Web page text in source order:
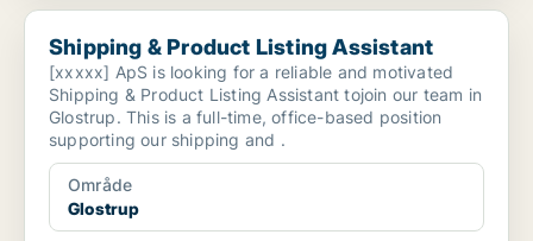
Shipping & Product Listing Assistant
Shipping & Product Listing Assistant
[xxxxx] ApS is looking for a reliable and motivated
Shipping & Product Listing Assistant tojoin our team in
Glostrup. This is a full-time, office-based position
supporting our shipping and .
Område
Glostrup